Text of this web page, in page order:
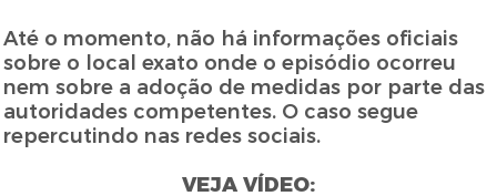
Até o momento, não há informações oficiais
sobre o local exato onde o episódio ocorreu
nem sobre a adoção de medidas por parte das
autoridades competentes. O caso segue
repercutindo nas redes sociais.
VEJA VÍDEO: